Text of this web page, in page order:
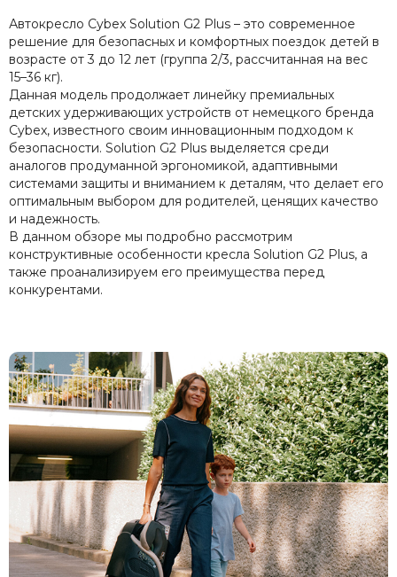
Автокресло Cybex Solution G2 Plus – это современное
решение для безопасных и комфортных поездок детей в
возрасте от 3 до 12 лет (группа 2/3, рассчитанная на вес
15–36 кг).
Данная модель продолжает линейку премиальных
детских удерживающих устройств от немецкого бренда
Cybex, известного своим инновационным подходом к
безопасности. Solution G2 Plus выделяется среди
аналогов продуманной эргономикой, адаптивными
системами защиты и вниманием к деталям, что делает его
оптимальным выбором для родителей, ценящих качество
и надежность.
В данном обзоре мы подробно рассмотрим
конструктивные особенности кресла Solution G2 Plus, а
также проанализируем его преимущества перед
конкурентами.